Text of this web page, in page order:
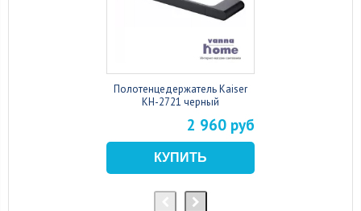
Полотенцедержатель Kaiser
KH-2721 черный
2 960 руб